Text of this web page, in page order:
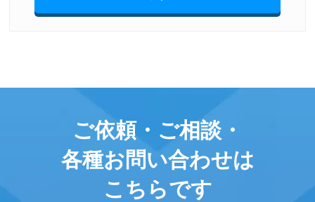
ご依頼・ご相談・
各種お問い合わせは
こちらです